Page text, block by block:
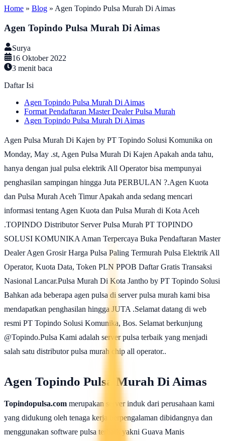
Home » Blog » Agen Topindo Pulsa Murah Di Aimas
Agen Topindo Pulsa Murah Di Aimas
Surya
16 Oktober 2022
3 menit baca
Daftar Isi
Agen Topindo Pulsa Murah Di Aimas
Format Pendaftaran Master Dealer Pulsa Murah
Agen Topindo Pulsa Murah Di Aimas
Agen Pulsa Murah Di Kajen by PT Topindo Solusi Komunika on
Monday, May .st, Agen Pulsa Murah Di Kajen Apakah anda tahu,
hanya dengan jual pulsa elektrik All Operator bisa mempunyai
penghasilan sampingan hingga Juta PERBULAN ?.Agen Kuota
dan Pulsa Murah Aceh Timur Apakah anda sedang mencari
informasi tentang Agen Kuota dan Pulsa Murah di Kota Aceh
.TOPINDO Distributor Server Pulsa Murah PT TOPINDO
SOLUSI KOMUNIKA Aman Terpercaya Buka Pendaftaran Master
Dealer Agen Grosir Harga Pulsa Paling Termurah Pulsa Elektrik All
Operator, Kuota Data, Token PLN PPOB Daftar Gratis Transaksi
Nasional Lancar.Pulsa Murah Di Kota Jantho by PT Topindo Solusi
Bahkan ada beberapa agen pulsa di server pulsa murah kami bisa
mendapatkan penghasilan hingga JUTA .Selamat datang di web
resmi PT Topindo Solusi Komunika, Bos. Selamat berkunjung
@Topindo.Pulsa Kami adalah server pulsa terbaik yang menjadi
salah satu distributor pulsa murah chip all operator..
Agen Topindo Pulsa Murah Di Aimas
Topindopulsa.com merupakan server induk dari perusahaan kami
yang didukung oleh tenaga kerja berpengalaman dibidangnya dan
menggunakan software pulsa terbaik yakni Guava Manis